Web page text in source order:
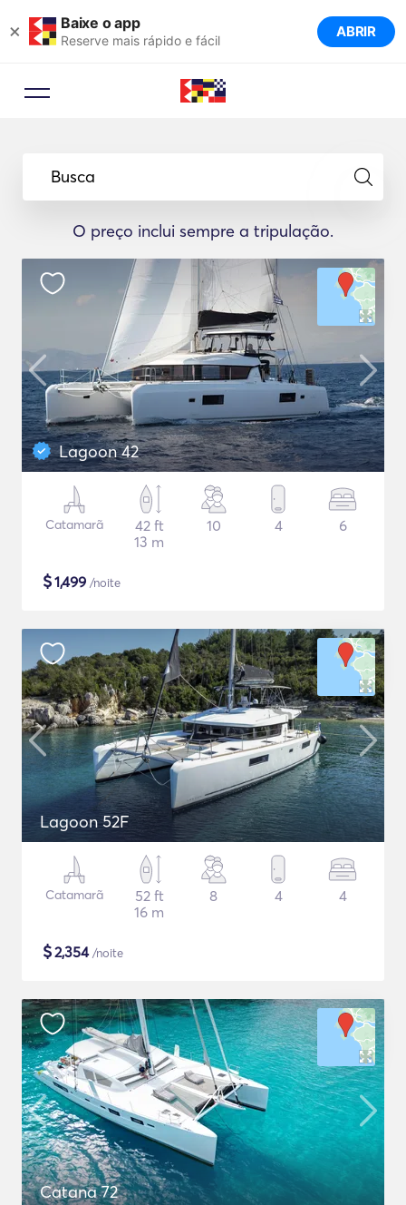
× Baixe o app
Reserve mais rápido e fácil ABRIR
Busca
O preço inclui sempre a tripulação.
Lagoon 42
Catamarã
42 ft
13 m
10 4 6
$1,499 /noite
Lagoon 52F
Catamarã
52 ft
16 m
8 4 4
$2,354/noite
Catana 72